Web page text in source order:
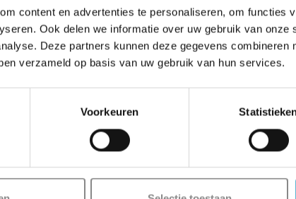
content en advertenties te personaliseren, om functies
Ook delen we informatie over uw gebruik van
Deze partners kunnen deze gegevens combineren
verzameld op basis van uw gebruik van hun services.
Voorkeuren